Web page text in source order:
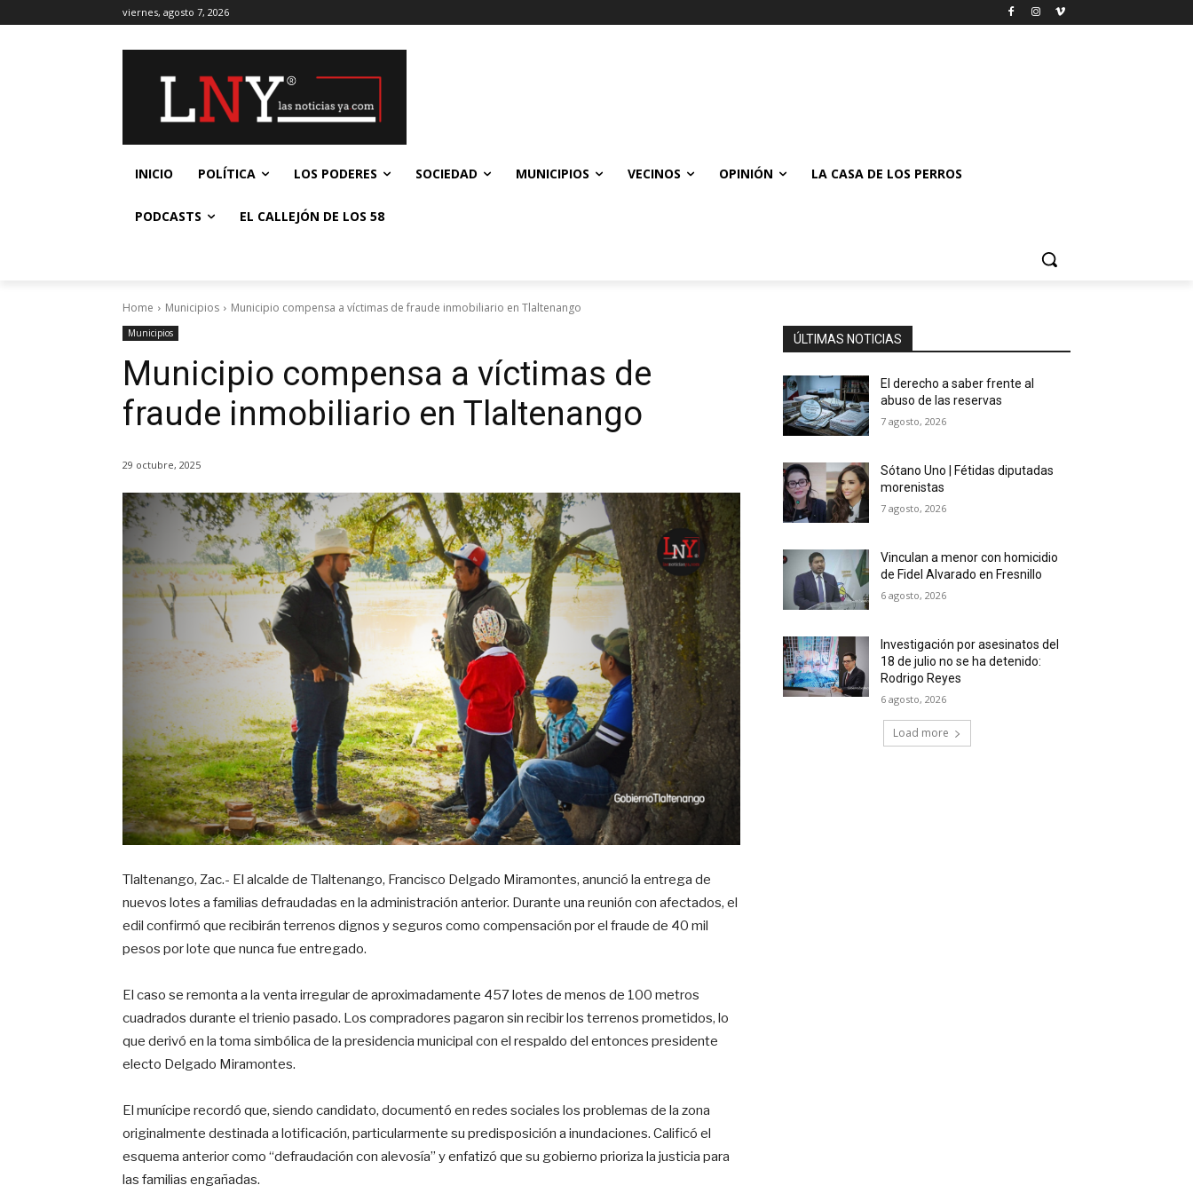
viernes, agosto 7, 2026
INICIO POLÍTICA LOS PODERES SOCIEDAD MUNICIPIOS VECINOS OPINIÓN LA CASA DE LOS PERROS
PODCASTS EL CALLEJÓN DE LOS 58
Home Municipios Municipio compensa a víctimas de fraude inmobiliario en Tlaltenango
Municipios
Municipio compensa a víctimas de
fraude inmobiliario en Tlaltenango
29 octubre, 2025
Tlaltenango, Zac.- El alcalde de Tlaltenango, Francisco Delgado Miramontes, anunció la entrega de
nuevos lotes a familias defraudadas en la administración anterior. Durante una reunión con afectados, el
edil confirmó que recibirán terrenos dignos y seguros como compensación por el fraude de 40 mil
pesos por lote que nunca fue entregado.
El caso se remonta a la venta irregular de aproximadamente 457 lotes de menos de 100 metros
cuadrados durante el trienio pasado. Los compradores pagaron sin recibir los terrenos prometidos, lo
que derivó en la toma simbólica de la presidencia municipal con el respaldo del entonces presidente
electo Delgado Miramontes.
El munícipe recordó que, siendo candidato, documentó en redes sociales los problemas de la zona
originalmente destinada a lotificación, particularmente su predisposición a inundaciones. Calificó el
esquema anterior como “defraudación con alevosía” y enfatizó que su gobierno prioriza la justicia para
las familias engañadas.
ÚLTIMAS NOTICIAS
El derecho a saber frente al
abuso de las reservas
7 agosto, 2026
Sótano Uno | Fétidas diputadas
morenistas
7 agosto, 2026
Vinculan a menor con homicidio
de Fidel Alvarado en Fresnillo
6 agosto, 2026
Investigación por asesinatos del
18 de julio no se ha detenido:
Rodrigo Reyes
6 agosto, 2026
Load more